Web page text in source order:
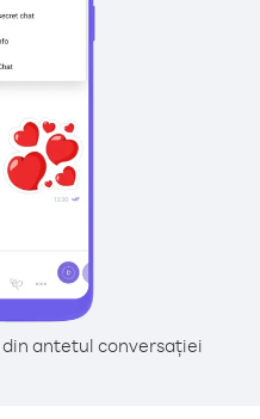
din antetul conversației